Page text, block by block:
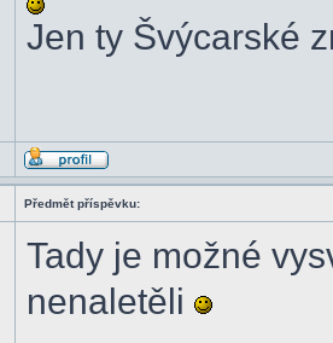
Jen ty Švýcarské
Předmět příspěvku:
Tady je možné
nenaletěli